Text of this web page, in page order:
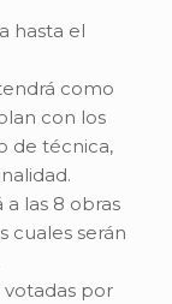
hasta el
como
con los
de técnica,
las 8 obras
cuales serán
votadas por